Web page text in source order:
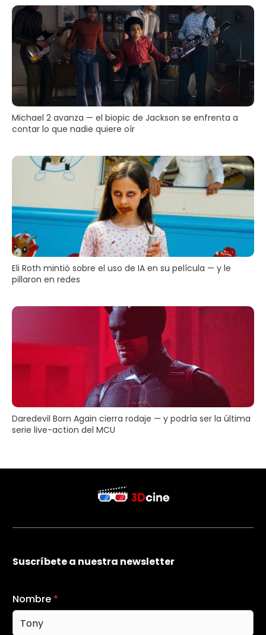
Michael 2 avanza — el biopic de Jackson se enfrenta a
contar lo que nadie quiere oír
Eli Roth mintió sobre el uso de IA en su película — y le
pillaron en redes
Daredevil Born Again cierra rodaje — y podría ser la última
serie live-action del MCU
Suscríbete a nuestra newsletter
Nombre *